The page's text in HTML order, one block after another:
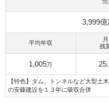
3,999
平均年収
1,005万
残
【特色】ダム、トンネルなど大型土
の安藤建設を１３年に吸収合併